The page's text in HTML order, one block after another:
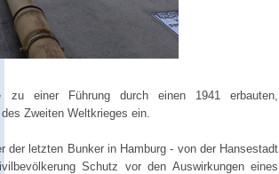
einer Führung durch einen 1941 erbauten,
Zweiten Weltkrieges ein.
der letzten Bunker in Hamburg - von der Hansestadt
Schutz vor den Auswirkungen eines